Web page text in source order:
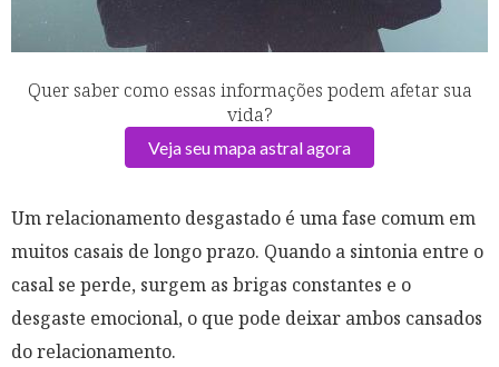
Quer saber como essas informações podem afetar sua
vida?
Veja seu mapa astral agora
Um relacionamento desgastado é uma fase comum em
muitos casais de longo prazo. Quando a sintonia entre o
casal se perde, surgem as brigas constantes e o
desgaste emocional, o que pode deixar ambos cansados
do relacionamento.